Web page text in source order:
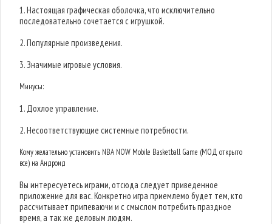
1. Настоящая графическая оболочка, что исключительно
последовательно сочетается с игрушкой.
2. Популярные произведения.
3. Значимые игровые условия.
Минусы:
1. Дохлое управление.
2. Несоответствующие системные потребности.
Кому желательно установить NBA NOW Mobile Basketball Game (МОД открыто
все) на Андроид
Вы интересуетесь играми, отсюда следует приведенное
приложение для вас. Конкретно игра приемлемо будет тем, кто
рассчитывает припеваючи и с смыслом потребить праздное
время, а так же деловым людям.